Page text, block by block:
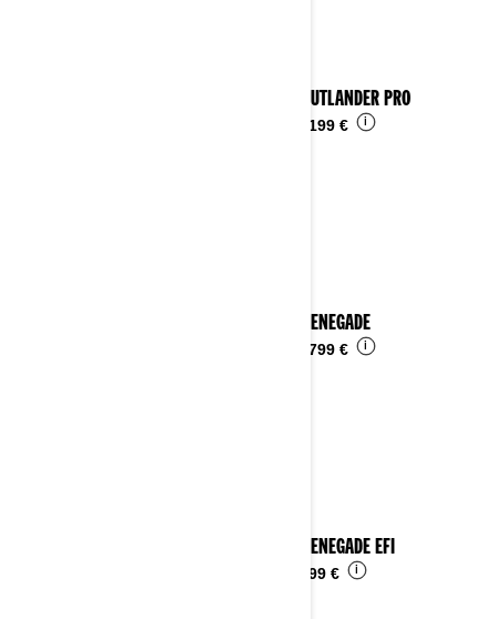
2025 OUTLANDER PRO
10.199 € i
2025 RENEGADE
15.799 € i
2025 RENEGADE EFI
4.899 € i